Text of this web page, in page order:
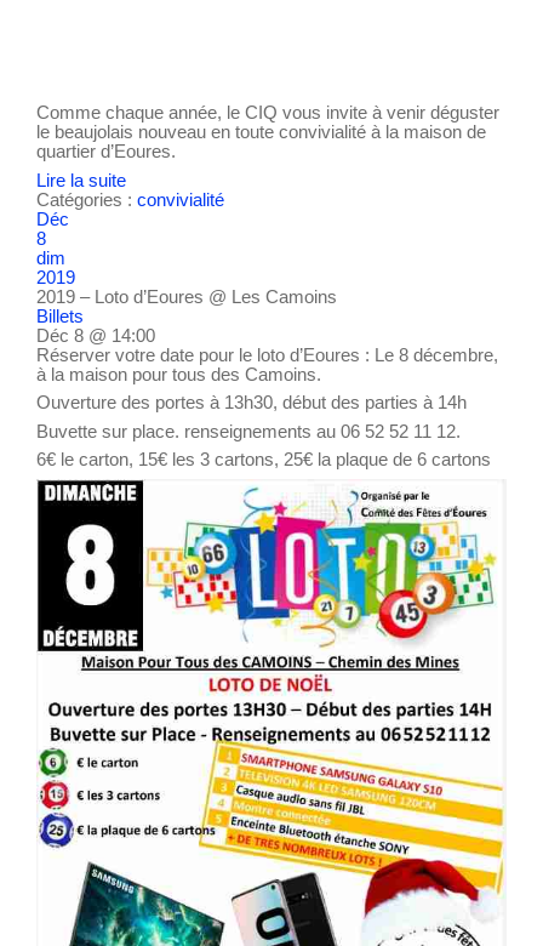
Comme chaque année, le CIQ vous invite à venir déguster
le beaujolais nouveau en toute convivialité à la maison de
quartier d’Eoures.
Lire la suite
Catégories : convivialité
Déc
8
dim
2019
2019 – Loto d’Eoures @ Les Camoins
Billets
Déc 8 @ 14:00
Réserver votre date pour le loto d’Eoures : Le 8 décembre,
à la maison pour tous des Camoins.
Ouverture des portes à 13h30, début des parties à 14h
Buvette sur place. renseignements au 06 52 52 11 12.
6€ le carton, 15€ les 3 cartons, 25€ la plaque de 6 cartons